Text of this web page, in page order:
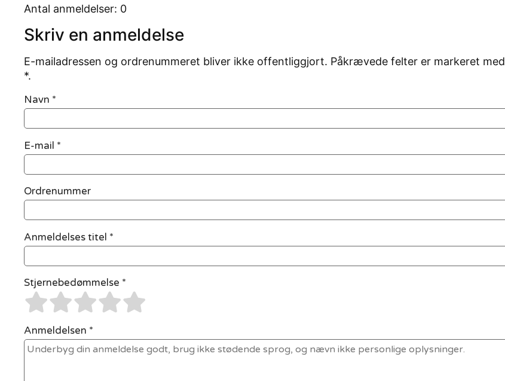
Antal anmeldelser: 0
Skriv en anmeldelse
E-mailadressen og ordrenummeret bliver ikke offentliggjort. Påkrævede felter er markeret med
*.
Navn *
E-mail *
Ordrenummer
Anmeldelses titel *
Stjernebedømmelse *
Anmeldelsen *